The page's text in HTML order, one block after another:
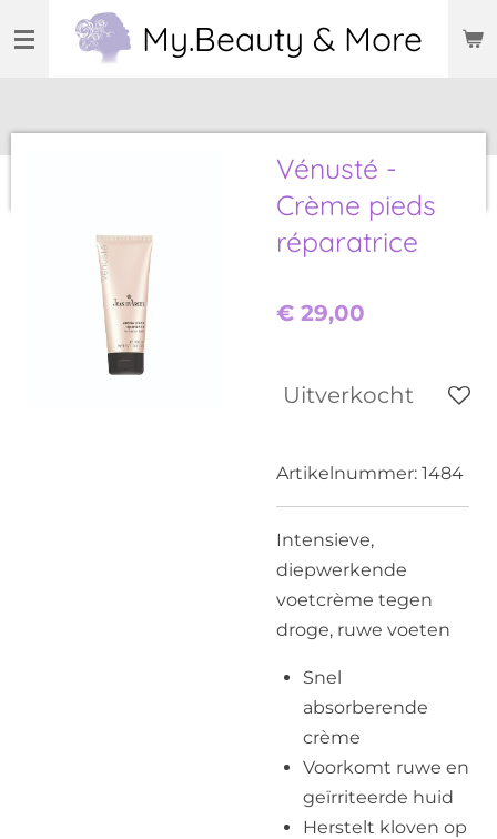
direct
My.Beauty & More
Vénusté -
Crème pieds
réparatrice
€ 29,00
Uitverkocht
Artikelnummer: 1484
Intensieve,
diepwerkende
voetcrème tegen
droge, ruwe voeten
Snel
absorberende
crème
Voorkomt ruwe en
geïrriteerde huid
Herstelt kloven op